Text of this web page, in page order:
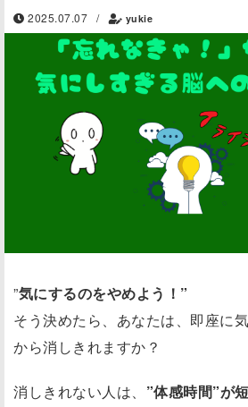
2025.07.07 / yukie
”気にするのをやめよう！”
そう決めたら、あなたは、即座に
から消しきれますか？
消しきれない人は、 ”体感時間”が